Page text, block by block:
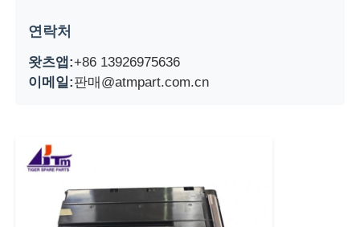
후지쓰 ATM 부품
GRG ATM 부분
Glory NMD ATM 부품
연락처
왓츠앱:+86 13926975636
이메일:판매@atmpart.com.cn